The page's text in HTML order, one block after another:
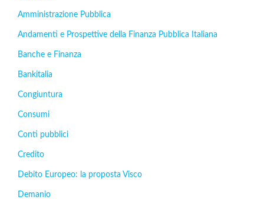
Amministrazione Pubblica
Andamenti e Prospettive della Finanza Pubblica Italiana
Banche e Finanza
Bankitalia
Congiuntura
Consumi
Conti pubblici
Credito
Debito Europeo: la proposta Visco
Demanio